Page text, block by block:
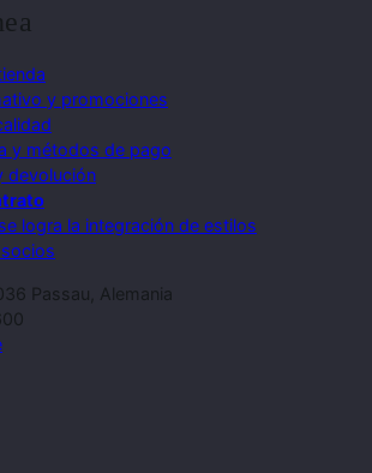
y promociones
y métodos de pago
devolución
logra la integración de estilos
Passau, Alemania